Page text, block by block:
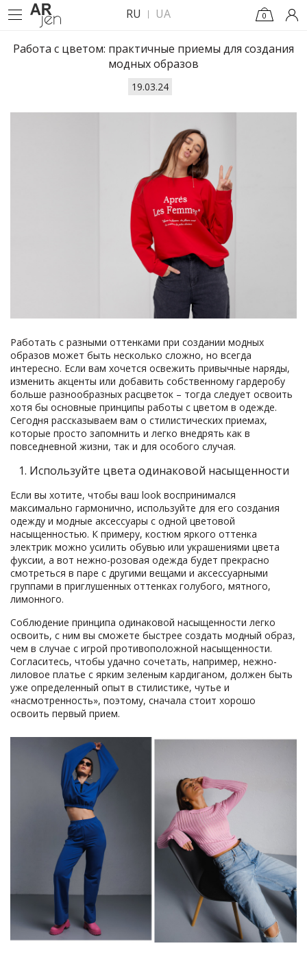
RU UA 0
Работа с цветом: практичные приемы для создания
модных образов
19.03.24
Работать с разными оттенками при создании модных
образов может быть несколько сложно, но всегда
интересно. Если вам хочется освежить привычные наряды,
изменить акценты или добавить собственному гардеробу
больше разнообразных расцветок – тогда следует освоить
хотя бы основные принципы работы с цветом в одежде.
Сегодня рассказываем вам о стилистических приемах,
которые просто запомнить и легко внедрять как в
повседневной жизни, так и для особого случая.
1. Используйте цвета одинаковой насыщенности
Если вы хотите, чтобы ваш look воспринимался
максимально гармонично, используйте для его создания
одежду и модные аксессуары с одной цветовой
насыщенностью. К примеру, костюм яркого оттенка
электрик можно усилить обувью или украшениями цвета
фуксии, а вот нежно-розовая одежда будет прекрасно
смотреться в паре с другими вещами и аксессуарными
группами в приглушенных оттенках голубого, мятного,
лимонного.
Соблюдение принципа одинаковой насыщенности легко
освоить, с ним вы сможете быстрее создать модный образ,
чем в случае с игрой противоположной насыщенности.
Согласитесь, чтобы удачно сочетать, например, нежно-
лиловое платье с ярким зеленым кардиганом, должен быть
уже определенный опыт в стилистике, чутье и
«насмотренность», поэтому, сначала стоит хорошо
освоить первый прием.